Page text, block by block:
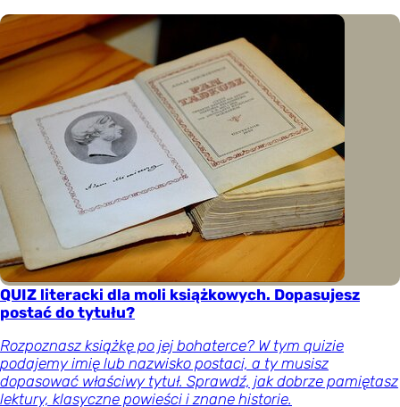
QUIZ literacki dla moli książkowych. Dopasujesz
postać do tytułu?
Rozpoznasz książkę po jej bohaterce? W tym quizie
podajemy imię lub nazwisko postaci, a ty musisz
dopasować właściwy tytuł. Sprawdź, jak dobrze pamiętasz
lektury, klasyczne powieści i znane historie.